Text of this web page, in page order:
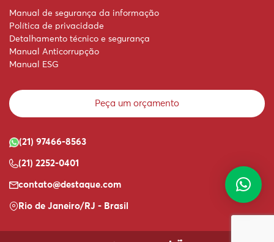
Manual de segurança da informação
Política de privacidade
Detalhamento técnico e segurança
Manual Anticorrupção
Manual ESG
Peça um orçamento
(21) 97466-8563
(21) 2252-0401
contato@destaque.com
Rio de Janeiro/RJ - Brasil